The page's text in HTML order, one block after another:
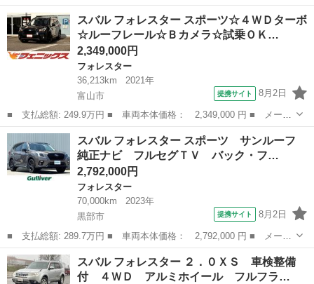
ー名： スバル ■ 車種名： フォレスター ■ グレード名： アド
バンス 純正８型ナビ フルセグＴＶ バックカメラ ＥＴＣ 社外
ドライブ...
富山 黒部市
スバル フォレスター スポーツ☆４ＷＤターボ
☆ルーフレール☆Ｂカメラ☆試乗ＯＫ…
2,349,000円
フォレスター
36,213km
2021年
富山市
提携サイト 8月2日
■ 支払総額: 249.9万円 ■ 車両本体価格： 2,349,000 円 ■ メーカ
ー名： スバル ■ 車種名： フォレスター ■ グレード名： スポ
ーツ☆４ＷＤターボ☆ルーフレール☆Ｂカメラ☆試乗ＯＫ☆ １オー
ナ☆アイ...
富山 富山市
スバル フォレスター スポーツ サンルーフ
純正ナビ フルセグＴＶ バック・フ…
2,792,000円
フォレスター
70,000km
2023年
黒部市
提携サイト 8月2日
■ 支払総額: 289.7万円 ■ 車両本体価格： 2,792,000 円 ■ メーカ
ー名： スバル ■ 車種名： フォレスター ■ グレード名： スポ
ーツ サンルーフ 純正ナビ フルセグＴＶ バック・フロント・サ
イドカメ...
富山 黒部市
スバル フォレスター ２．０ＸＳ 車検整備
付 ４ＷＤ アルミホイール フルフラ…